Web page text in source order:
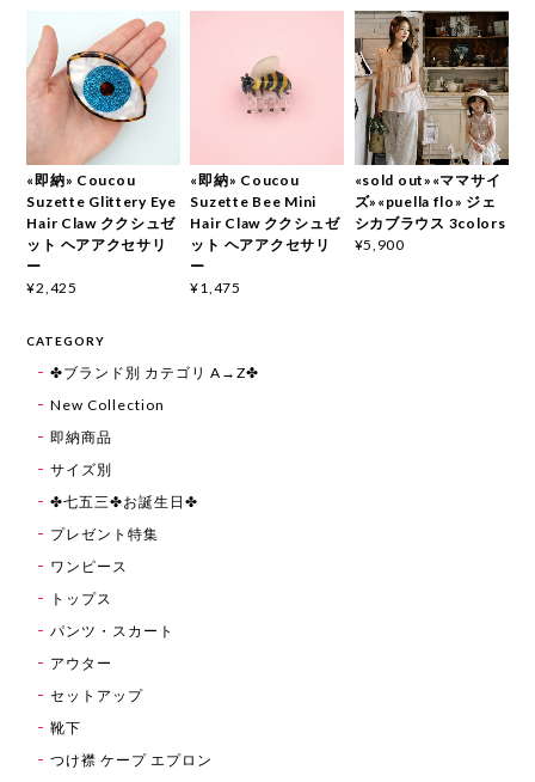
«即納» Coucou
Suzette Glittery Eye
Hair Claw ククシュゼ
ット ヘアアクセサリ
ー
¥2,425
«即納» Coucou
Suzette Bee Mini
Hair Claw ククシュゼ
ット ヘアアクセサリ
ー
¥1,475
«sold out»«ママサイ
ズ»«puella flo» ジェ
シカブラウス 3colors
¥5,900
CATEGORY
✤ブランド別 カテゴリ A→Z✤
New Collection
即納商品
サイズ別
✤七五三✤お誕生日✤
プレゼント特集
ワンピース
トップス
パンツ・スカート
アウター
セットアップ
靴下
つけ襟 ケープ エプロン